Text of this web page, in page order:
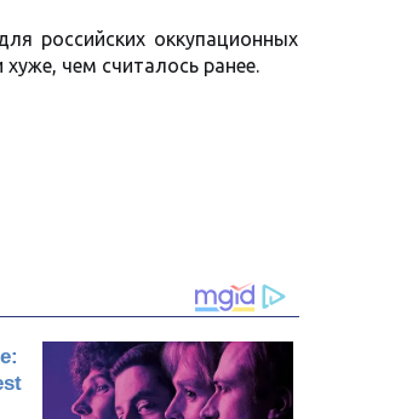
российских оккупационных
чем считалось ранее.